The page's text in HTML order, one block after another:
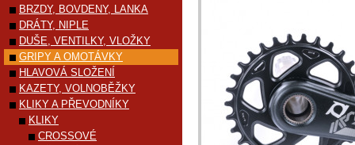
BRZDY, BOVDENY, LANKA
DRÁTY, NIPLE
DUŠE, VENTILKY, VLOŽKY
GRIPY A OMOTÁVKY
HLAVOVÁ SLOŽENÍ
KAZETY, VOLNOBĚŽKY
KLIKY A PŘEVODNÍKY
KLIKY
CROSSOVÉ